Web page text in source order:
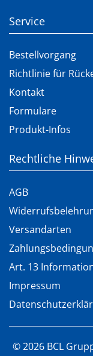
Service
Bestellvorgang
Richtlinie für
Kontakt
Formulare
Produkt-Infos
Rechtliche
AGB
Versandarten
Art. 13
Impressum
©2026 BCL